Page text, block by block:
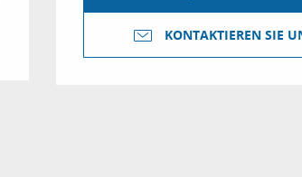
KONTAKTIEREN SIE